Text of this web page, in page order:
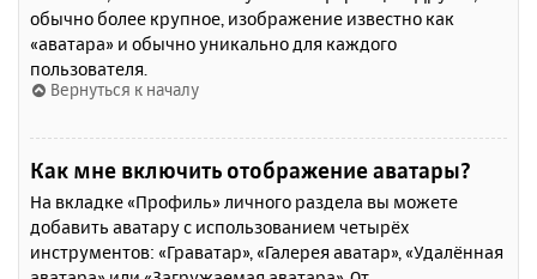
обычно более крупное, изображение известно как
«аватара» и обычно уникально для каждого
пользователя.
Вернуться к началу
Как мне включить отображение аватары?
На вкладке «Профиль» личного раздела вы можете
добавить аватару с использованием четырёх
инструментов: «Граватар», «Галерея аватар», «Удалённая